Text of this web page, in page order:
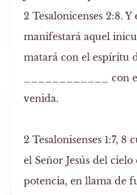
2 Tesalonicenses 2:8. Y
manifestará aquel
matará con el espíritu
____________ con
venida.
2 Tesalonisenses 1:7, 8
el Señor Jesús del
potencia, enllama de